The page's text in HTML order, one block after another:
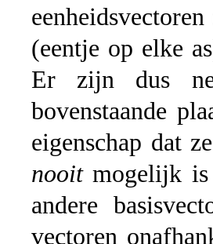
(eentje op elke
Er zijn dus
bovenstaande
eigenschap dat ze
nooitmogelijk is
andere
vectoren